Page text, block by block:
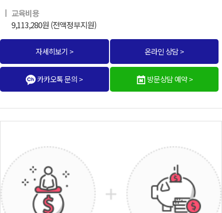
교육비용
9,113,280원 (전액정부지원)
자세히보기 > 온라인 상담 >
카카오톡 문의 > 방문상담 예약 >